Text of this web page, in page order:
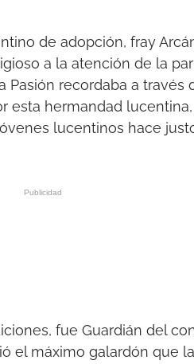
de adopción, fray
a la atención de la
Pasión recordaba a través
esta hermandad
lucentinos hace
fue Guardián del
el máximo galardón que